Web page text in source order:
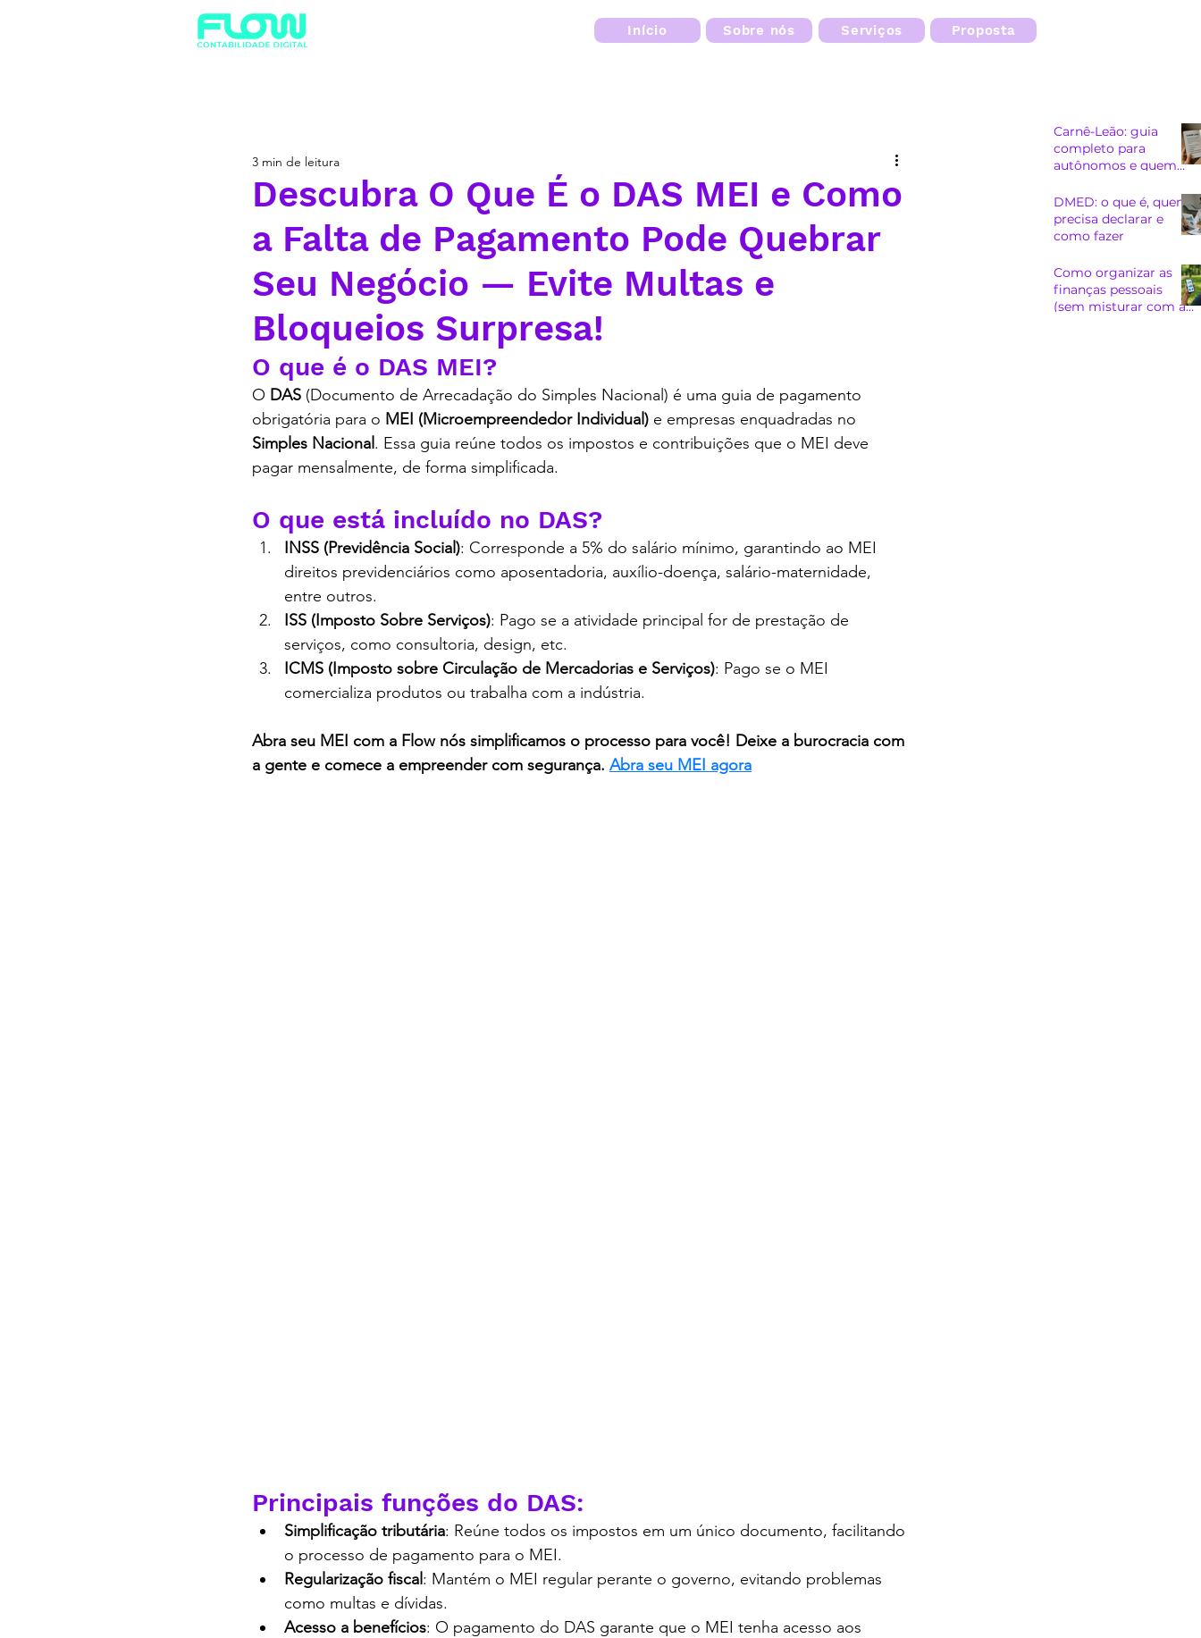
Início Sobre nós Serviços Proposta
Descubra O Que É o DAS MEI e Como
a Falta de Pagamento Pode Quebrar
Seu Negócio — Evite Multas e
Bloqueios Surpresa!
3 min de leitura
O que é o DAS MEI?
O DAS (Documento de Arrecadação do Simples Nacional) é uma guia de pagamento
obrigatória para o MEI (Microempreendedor Individual) e empresas enquadradas no
Simples Nacional . Essa guia reúne todos os impostos e contribuições que o MEI deve
pagar mensalmente, de forma simplificada.
O que está incluído no DAS?
INSS (Previdência Social): Corresponde a 5% do salário mínimo, garantindo ao MEI
direitos previdenciários como aposentadoria, auxílio-doença, salário-maternidade,
entre outros.
ISS (Imposto Sobre Serviços): Pago se a atividade principal for de prestação de
serviços, como consultoria, design, etc.
ICMS (Imposto sobre Circulação de Mercadorias e Serviços): Pago se o MEI
comercializa produtos ou trabalha com a indústria.
Abra seu MEI com a Flow nós simplificamos o processo para você! Deixe a burocracia com
a gente e comece a empreender com segurança. Abra seu MEI agora
Principais funções do DAS:
Simplificação tributária: Reúne todos os impostos em um único documento, facilitando
o processo de pagamento para o MEI.
Regularização fiscal : Mantém o MEI regular perante o governo, evitando problemas
como multas e dívidas.
Acesso a benefícios: O pagamento do DAS garante que o MEI tenha acesso aos
Carnê-Leão: guia
completo para
autônomos e quem
física
DMED: o que é, quem
precisa declarar e
como fazer
Como organizar as
finanças pessoais
(sem misturar com as